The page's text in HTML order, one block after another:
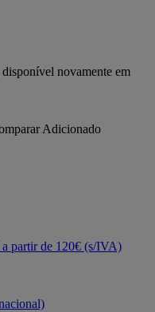
novamente em
Adicionado
partir de 120€ (s/IVA)